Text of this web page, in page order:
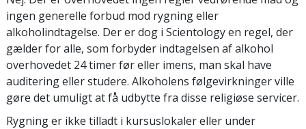
ingen generelle forbud mod rygning eller
alkoholindtagelse. Der er dog i Scientology en regel, der
gælder for alle, som forbyder indtagelsen af alkohol
overhovedet 24 timer før eller imens, man skal have
auditering eller studere. Alkoholens følgevirkninger ville
gøre det umuligt at få udbytte fra disse religiøse servicer.
Rygning er ikke tilladt i kursuslokaler eller under